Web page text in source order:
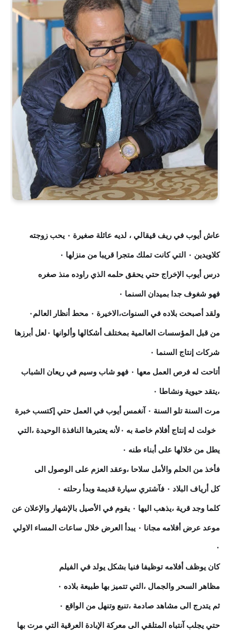
عاش أيوب في ريف قيقالي ، لديه عائلة صغيرة ٠ يحب زوجته
كلاويدين ٠ التي كانت تملك متجرا قريبا من منزلها ٠
درس أيوب الإخراج حتي يحقق حلمه الذي راوده منذ صغره
فهو شغوف جدا بميدان السنما ٠
ولقد أصبحت بلاده في السنوات،الاخيرة ٠ محط أنظار العالم٠
من قبل المؤسسات العالمية بمختلف أشكالها وألوانها ٠لعل أبرزها
شركات إنتاج السنما ٠
أتاحت له فرص العمل معها ٠ فهو شاب وسيم في ريعان الشباب
،يتقد حيوية ونشاطا ٠
مرت السنة تلو السنة ٠ آنغمس أيوب في العمل حتي إكتسب خبرة
٠خولت له إنتاج أفلام خاصة به ٠لأنه يعتبرها النافذة الوحيدة ،التي
يطل من خلالها على أبناء طنه ٠
فأخذ من الحلم والأمل سلاحا ،وعقد العزم على الوصول الى
كل أرياف البلاد ٠ فآشتري سيارة قديمة وبدأ رحلته ٠
كلما وجد قرية ،يذهب اليها ٠ يقوم في الأصيل بالإشهار والإعلان عن
موعد عرض أفلامه مجانا ٠ يبدأ العرض خلال ساعات المساء الاولي
٠
كان يوظف أفلامه توظيفا فنيا بشكل يولد في الفيلم
مظاهر السحر والجمال ،التي تتميز بها طبيعة بلاده ٠
ثم يتدرج الى مشاهد صادمة ،تنبع وتنهل من الواقع ٠
حتي يجلب آنتباه المتلقي الى معركة الإبادة العرقية التي مرت بها